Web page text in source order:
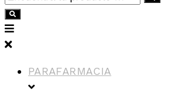
PARAFARMACIA